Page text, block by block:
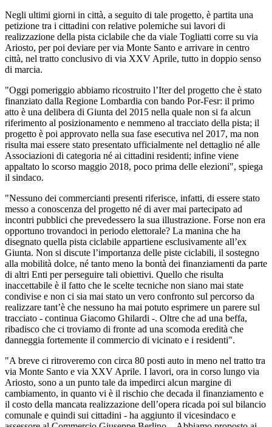
Negli ultimi giorni in città, a seguito di tale progetto, è partita una
petizione tra i cittadini con relative polemiche sui lavori di
realizzazione della pista ciclabile che da viale Togliatti corre su via
Ariosto, per poi deviare per via Monte Santo e arrivare in centro
città, nel tratto conclusivo di via XXV Aprile, tutto in doppio senso
di marcia.
"Oggi pomeriggio abbiamo ricostruito l’Iter del progetto che è stato
finanziato dalla Regione Lombardia con bando Por-Fesr: il primo
atto è una delibera di Giunta del 2015 nella quale non si fa alcun
riferimento al posizionamento e nemmeno al tracciato della pista; il
progetto è poi approvato nella sua fase esecutiva nel 2017, ma non
risulta mai essere stato presentato ufficialmente nel dettaglio né alle
Associazioni di categoria né ai cittadini residenti; infine viene
appaltato lo scorso maggio 2018, poco prima delle elezioni", spiega
il sindaco.
"Nessuno dei commercianti presenti riferisce, infatti, di essere stato
messo a conoscenza del progetto né di aver mai partecipato ad
incontri pubblici che prevedessero la sua illustrazione. Forse non era
opportuno trovandoci in periodo elettorale? La manina che ha
disegnato quella pista ciclabile appartiene esclusivamente all’ex
Giunta. Non si discute l’importanza delle piste ciclabili, il sostegno
alla mobilità dolce, né tanto meno la bontà dei finanziamenti da parte
di altri Enti per perseguire tali obiettivi. Quello che risulta
inaccettabile è il fatto che le scelte tecniche non siano mai state
condivise e non ci sia mai stato un vero confronto sul percorso da
realizzare tant’è che nessuno ha mai potuto esprimere un parere sul
tracciato - continua Giacomo Ghilardi -. Oltre che ad una beffa,
ribadisco che ci troviamo di fronte ad una scomoda eredità che
danneggia fortemente il commercio di vicinato e i residenti".
"A breve ci ritroveremo con circa 80 posti auto in meno nel tratto tra
via Monte Santo e via XXV Aprile. I lavori, ora in corso lungo via
Ariosto, sono a un punto tale da impedirci alcun margine di
cambiamento, in quanto vi è il rischio che decada il finanziamento e
il costo della mancata realizzazione dell’opera ricada poi sul bilancio
comunale e quindi sui cittadini - ha aggiunto il vicesindaco e